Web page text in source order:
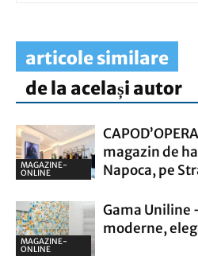
articole similare
de la același autor
MAGAZINE-
ONLINE
magazin de
Napoca, pe
MAGAZINE-
ONLINE
Gama Uniline
moderne,